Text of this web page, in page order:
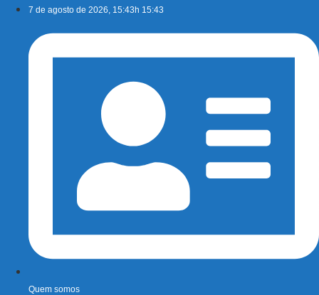
conteúdo
7 de agosto de 2026, 15:43h 15:43
Quem somos